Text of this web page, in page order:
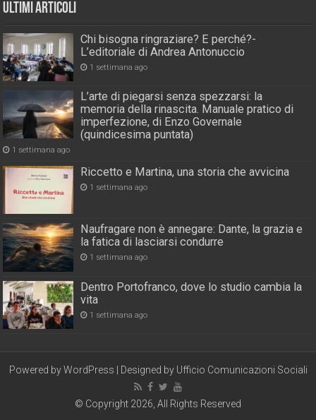
Ultimi Articoli
Chi bisogna ringraziare? E perché?-
L’editoriale di Andrea Antonuccio
1 settimana ago
L’arte di piegarsi senza spezzarsi: la
memoria della rinascita. Manuale pratico di
imperfezione, di Enzo Governale
(quindicesima puntata)
1 settimana ago
Riccetto e Martina, una storia che avvicina
1 settimana ago
Naufragare non è annegare: Dante, la grazia e
la fatica di lasciarsi condurre
1 settimana ago
Dentro Portofranco, dove lo studio cambia la
vita
1 settimana ago
Powered byWordPress | Designed by Ufficio Comunicazioni Sociali
© Copyright 2026, All Rights Reserved